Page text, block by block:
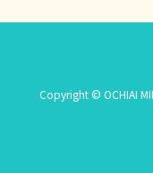
Copyright © OCHIAI